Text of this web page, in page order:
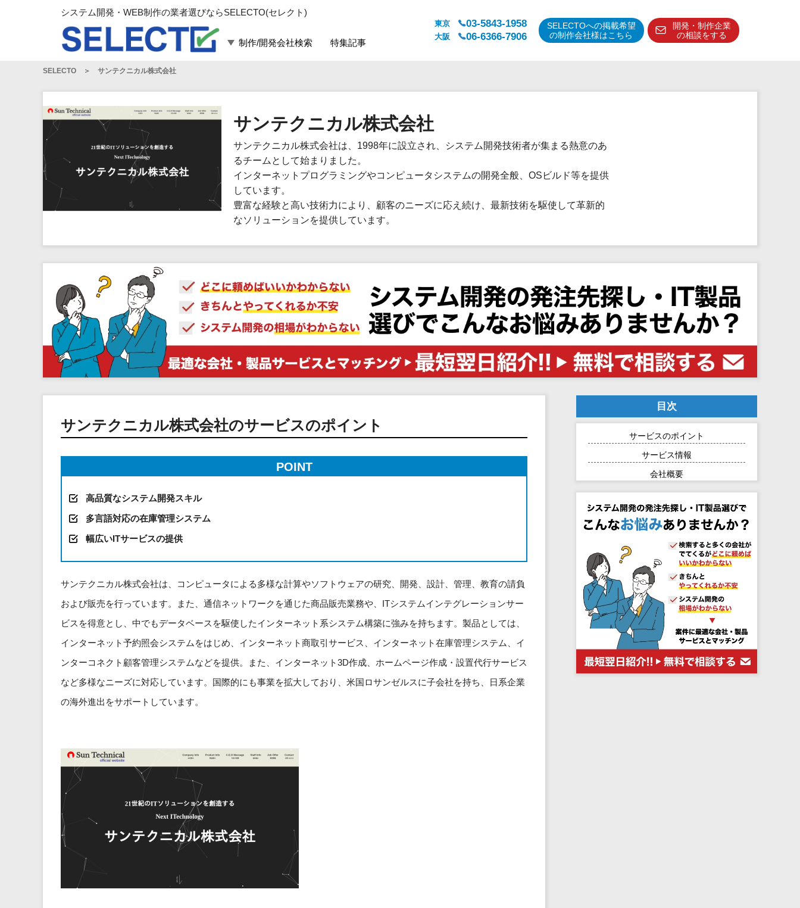
システム開発・WEB制作の業者選びならSELECTO(セレクト)
制作/開発会社検索 特集記事
東京 03-5843-1958
大阪 06-6366-7906
SELECTOへの掲載希望
の制作会社様はこちら
開発・制作企業
の相談をする
フレームワーク
パッケージ
システム開発
コンテンツ制作
コンサルティング
マーケティング
ゲーム
WEBサービス
人事（労務管理）
人事（採用・評価・教育）
経理・会計・財務
販売管理システム
マーケティング
セキュリティ
業務全般
物流・流通向け
不動産業界向け
業界・業種特化型
官公庁・自治体向け
SELECTO サンテクニカル株式会社
サンテクニカル株式会社
サンテクニカル株式会社は、1998年に設立され、システム開発技術者が集まる熱意のあ
るチームとして始まりました。
インターネットプログラミングやコンピュータシステムの開発全般、OSビルド等を提供
しています。
豊富な経験と高い技術力により、顧客のニーズに応え続け、最新技術を駆使して革新的
なソリューションを提供しています。
サンテクニカル株式会社のサービスのポイント
POINT
高品質なシステム開発スキル
多言語対応の在庫管理システム
幅広いITサービスの提供
サンテクニカル株式会社は、コンピュータによる多様な計算やソフトウェアの研究、開発、設計、管理、教育の請負
および販売を行っています。また、通信ネットワークを通じた商品販売業務や、ITシステムインテグレーションサー
ビスを得意とし、中でもデータベースを駆使したインターネット系システム構築に強みを持ちます。製品としては、
インターネット予約照会システムをはじめ、インターネット商取引サービス、インターネット在庫管理システム、イ
ンターコネクト顧客管理システムなどを提供。また、インターネット3D作成、ホームページ作成・設置代行サービス
など多様なニーズに対応しています。国際的にも事業を拡大しており、米国ロサンゼルスに子会社を持ち、日系企業
の海外進出をサポートしています。
目次
サービスのポイント
サービス情報
会社概要